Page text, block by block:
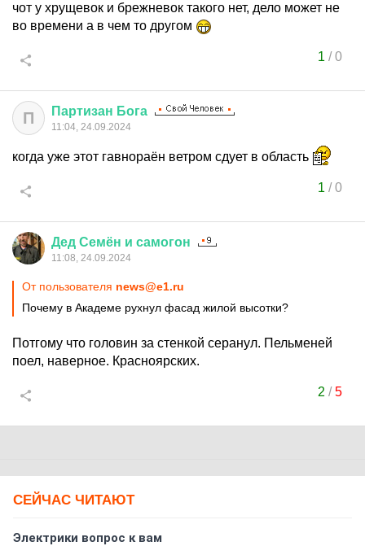
чот у хрущевок и брежневок такого нет, дело может не
во времени а в чем то другом
1 /0
П Партизан Бога
11:04, 24.09.2024
когда уже этот гавнораён ветром сдует в область
1 /0
Дед Семён и самогон
11:08, 24.09.2024
От пользователя news@e1.ru
Почему в Академе рухнул фасад жилой высотки?
Потгому что головин за стенкой серанул. Пельменей
поел, наверное. Красноярских.
2 /5
СЕЙЧАС ЧИТАЮТ
Электрики вопрос к вам